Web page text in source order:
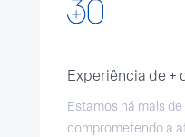
Experiência de +
Estamos há mais
comprometendo a